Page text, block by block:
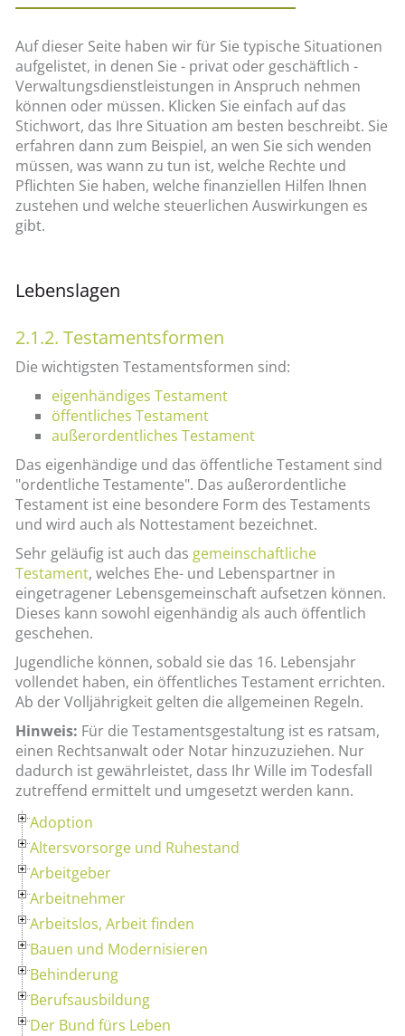
Auf dieser Seite haben wir für Sie typische Situationen
aufgelistet, in denen Sie - privat oder geschäftlich -
Verwaltungsdienstleistungen in Anspruch nehmen
können oder müssen. Klicken Sie einfach auf das
Stichwort, das Ihre Situation am besten beschreibt. Sie
erfahren dann zum Beispiel, an wen Sie sich wenden
müssen, was wann zu tun ist, welche Rechte und
Pflichten Sie haben, welche finanziellen Hilfen Ihnen
zustehen und welche steuerlichen Auswirkungen es
gibt.
Lebenslagen
2.1.2. Testamentsformen
Die wichtigsten Testamentsformen sind:
eigenhändiges Testament
öffentliches Testament
außerordentliches Testament
Das eigenhändige und das öffentliche Testament sind
"ordentliche Testamente". Das außerordentliche
Testament ist eine besondere Form des Testaments
und wird auch als Nottestament bezeichnet.
Sehr geläufig ist auch das gemeinschaftliche
Testament, welches Ehe- und Lebenspartner in
eingetragener Lebensgemeinschaft aufsetzen können.
Dieses kann sowohl eigenhändig als auch öffentlich
geschehen.
Jugendliche können, sobald sie das 16. Lebensjahr
vollendet haben, ein öffentliches Testament errichten.
Ab der Volljährigkeit gelten die allgemeinen Regeln.
Hinweis: Für die Testamentsgestaltung ist es ratsam,
einen Rechtsanwalt oder Notar hinzuzuziehen. Nur
dadurch ist gewährleistet, dass Ihr Wille im Todesfall
zutreffend ermittelt und umgesetzt werden kann.
Adoption
Altersvorsorge und Ruhestand
Arbeitgeber
Arbeitnehmer
Arbeitslos, Arbeit finden
Bauen und Modernisieren
Behinderung
Berufsausbildung
Der Bund fürs Leben